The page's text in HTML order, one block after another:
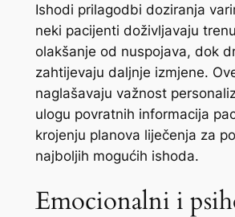
Ishodi prilagodbi doziranja
neki pacijenti doživljavaju
olakšanje od nuspojava, dok
zahtijevaju daljnje izmjene.
naglašavaju važnost
ulogu povratnih informacija
krojenju planova liječenja za
najboljih mogućih ishoda.
Emocionalni i